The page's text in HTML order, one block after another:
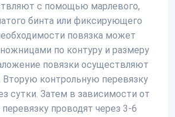
с помощью марлевого,
бинта или фиксирующего
повязка может
по контуру и размеру
повязки осуществляют
Вторую контрольную перевязку
сутки. Затем в зависимости от
проводят через 3-6